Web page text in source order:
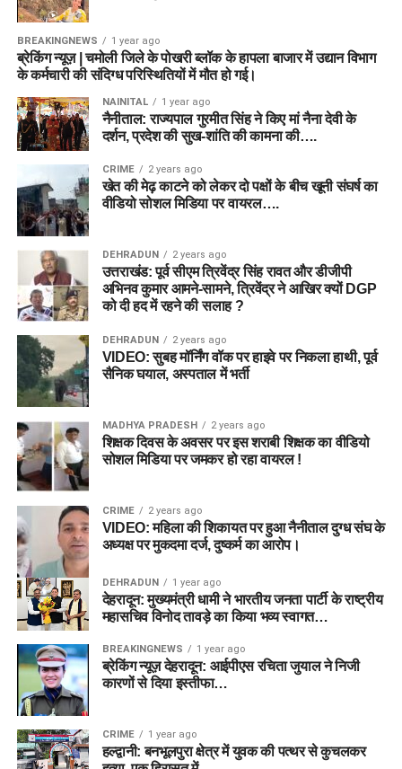
BREAKINGNEWS 1 year ago
ब्रेकिंग न्यूज़ | चमोली जिले के पोखरी ब्लॉक के हापला बाजार में उद्यान विभाग
के कर्मचारी की संदिग्ध परिस्थितियों में मौत हो गई।
NAINITAL 1 year ago
नैनीताल: राज्यपाल गुरमीत सिंह ने किए मां नैना देवी के
दर्शन, प्रदेश की सुख-शांति की कामना की….
CRIME 2 years ago
खेत की मेढ़ काटने को लेकर दो पक्षों के बीच खूनी संघर्ष का
वीडियो सोशल मिडिया पर वायरल….
DEHRADUN 2 years ago
उत्तराखंड: पूर्व सीएम त्रिवेंद्र सिंह रावत और डीजीपी
अभिनव कुमार आमने-सामने, त्रिवेंद्र ने आखिर क्यों DGP
को दी हद में रहने की सलाह ?
DEHRADUN 2 years ago
VIDEO: सुबह मॉर्निंग वॉक पर हाइवे पर निकला हाथी, पूर्व
सैनिक घयाल, अस्पताल में भर्ती
MADHYA PRADESH 2 years ago
शिक्षक दिवस के अवसर पर इस शराबी शिक्षक का वीडियो
सोशल मिडिया पर जमकर हो रहा वायरल !
CRIME 2 years ago
VIDEO: महिला की शिकायत पर हुआ नैनीताल दुग्ध संघ के
अध्यक्ष पर मुकदमा दर्ज, दुष्कर्म का आरोप।
DEHRADUN 1 year ago
देहरादून: मुख्यमंत्री धामी ने भारतीय जनता पार्टी के राष्ट्रीय
महासचिव विनोद तावड़े का किया भव्य स्वागत…
BREAKINGNEWS 1 year ago
ब्रेकिंग न्यूज़ देहरादून: आईपीएस रचिता जुयाल ने निजी
कारणों से दिया इस्तीफा…
CRIME 1 year ago
हल्द्वानी: बनभूलपुरा क्षेत्र में युवक की पत्थर से कुचलकर